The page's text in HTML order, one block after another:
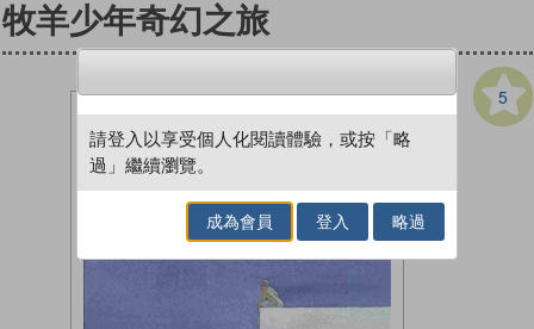
牧羊少年奇幻之旅
5
請登入以享受個人化閱讀體驗，或按「略
過」繼續瀏覽。
成為會員 登入 略過